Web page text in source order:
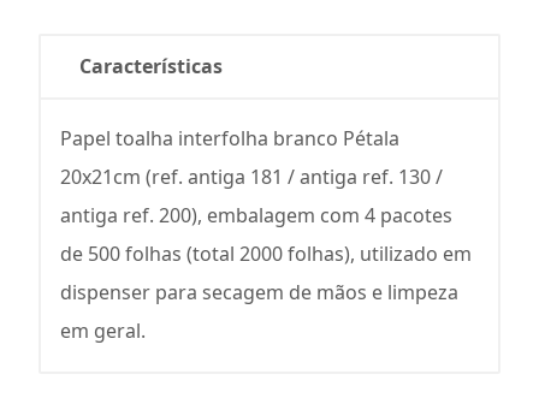
Características
Papel toalha interfolha branco Pétala
20x21cm (ref. antiga 181 / antiga ref. 130 /
antiga ref. 200), embalagem com 4 pacotes
de 500 folhas (total 2000 folhas), utilizado em
dispenser para secagem de mãos e limpeza
em geral.